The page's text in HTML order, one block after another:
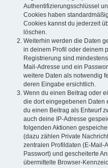
Authentifizierungsschlüssel
Cookies haben
Cookies kannst du jederzeit
löschen.
Weiterhin werden die Daten
in deinem Profil oder deinem
Registrierung sind
Mail-Adresse und ein
weitere Daten als notwendig
deren Eingabe ersichtlich.
Wenn du einen Beitrag oder
die dort eingegebenen Daten
du einen Beitrag als Entwurf
auch deine IP-Adresse
folgenden Aktionen
(dazu zählen Private
zentralen Profildaten (E-Mail-
Passwort) und gescheiterte
übermittelte Browser-